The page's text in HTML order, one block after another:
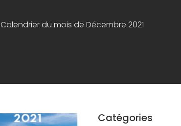
Calendrier du mois de Décembre 2021
Catégories